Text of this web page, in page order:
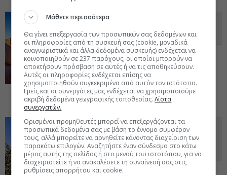
Ολλανδικό μπλόκο σε σόγια από
Αργεντινή
Οι ολλανδικές Αρχές εξέδωσαν δύο
ειδοποιήσεις, επικαλούμενες την παρουσία
μη εγκεκριμένων Γενετικά
Τροποποιημένων Οργανισμών. Ανησυχίες
στην ΕΕ, το ενδιαφέρον στρέφεται σε
εναλλακτικούς προμηθευτές. Ανοδικά οι τιμές.28 Απρ 2026 - 16:26
Νέα μεγάλη επένδυση στη
Θεσσαλονίκη από τον Μ.
Αραμπατζή
Σε δημόσια διαβούλευση η επένδυση για
Μάθετε περισσότερα
Θα γίνει επεξεργασία των προσωπικών σας δεδομένων και
οι πληροφορίες από τη συσκευή σας (cookie, μοναδικά
αναγνωριστικά και άλλα δεδομένα συσκευής) ενδέχεται να
κοινοποιηθούν σε 237 παρόχους, οι οποίοι μπορούν να
αποκτήσουν πρόσβαση σε αυτές ή να τις αποθηκεύσουν.
Αυτές οι πληροφορίες ενδέχεται επίσης να
χρησιμοποιηθούν συγκεκριμένα από αυτόν τον ιστότοπο.
Εμείς και οι συνεργάτες μας ενδέχεται να χρησιμοποιούμε
ακριβή δεδομένα γεωγραφικής τοποθεσίας.Λίστα
συνεργατών.
Ορισμένοι προμηθευτές μπορεί να επεξεργάζονται τα
προσωπικά δεδομένα σας με βάση το έννομο συμφέρον
τους, αλλά μπορείτε να αρνηθείτε κάνοντας διαχείριση των
παρακάτω επιλογών. Αναζητήστε έναν σύνδεσμο στο κάτω
μέρος αυτής της σελίδας ή στο μενού του ιστοτόπου, για να
διαχειριστείτε ή να ανακαλέσετε τη συναίνεσή σας στις
ρυθμίσεις απορρήτου και cookie.